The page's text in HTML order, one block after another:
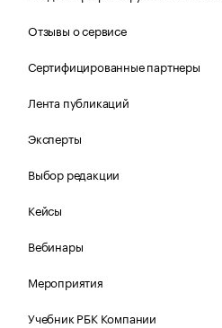
Отзывы о сервисе
Сертифицированные партнеры
Лента публикаций
Эксперты
Выбор редакции
Кейсы
Вебинары
Мероприятия
Учебник РБК Компании